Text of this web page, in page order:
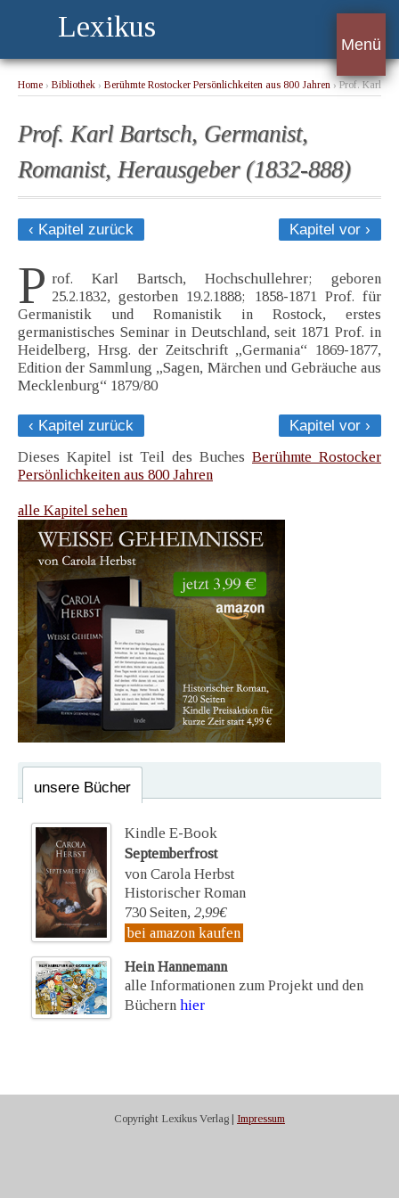
Lexikus
Menü
Home › Bibliothek › Berühmte Rostocker Persönlichkeiten aus 800 Jahren › Prof. Karl
Prof. Karl Bartsch, Germanist,
Romanist, Herausgeber (1832-888)
‹ Kapitel zurück Kapitel vor ›
P rof. Karl Bartsch, Hochschullehrer; geboren
25.2.1832, gestorben 19.2.1888; 1858-1871 Prof. für
Germanistik und Romanistik in Rostock, erstes
germanistisches Seminar in Deutschland, seit 1871 Prof. in
Heidelberg, Hrsg. der Zeitschrift „Germania“ 1869-1877,
Edition der Sammlung „Sagen, Märchen und Gebräuche aus
Mecklenburg“ 1879/80
‹ Kapitel zurück
Kapitel vor ›
Dieses Kapitel ist Teil des Buches Berühmte Rostocker
Persönlichkeiten aus 800 Jahren
alle Kapitel sehen
unsere Bücher
Kindle E-Book
Septemberfrost
von Carola Herbst
Historischer Roman
730 Seiten, 2,99€
bei amazon kaufen
Hein Hannemann
alle Informationen zum Projekt und den
Büchern hier
Copyright Lexikus Verlag | Impressum